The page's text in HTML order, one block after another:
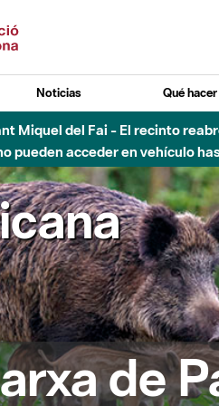
Noticias Qué hacer
Miquel del Fai - El recinto
pueden acceder en vehículo
de